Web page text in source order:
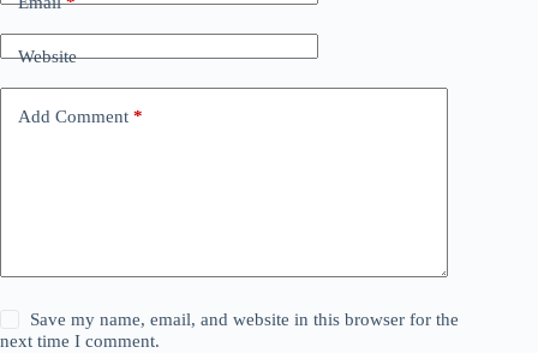
Website
Add Comment *
Save my name, email, and website in this browser for the
next time I comment.